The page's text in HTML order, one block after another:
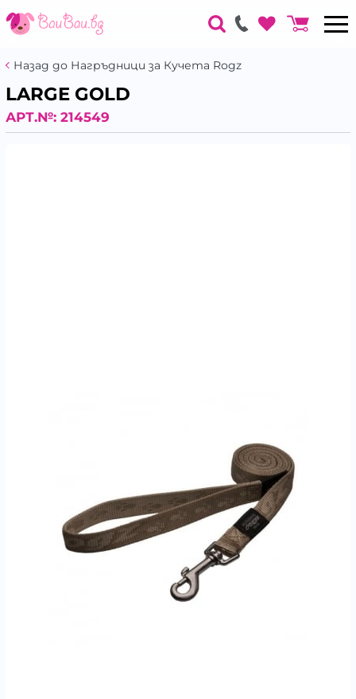
Назад до Нагръдници за Кучета Rogz
LARGE GOLD
АРТ.№: 214549